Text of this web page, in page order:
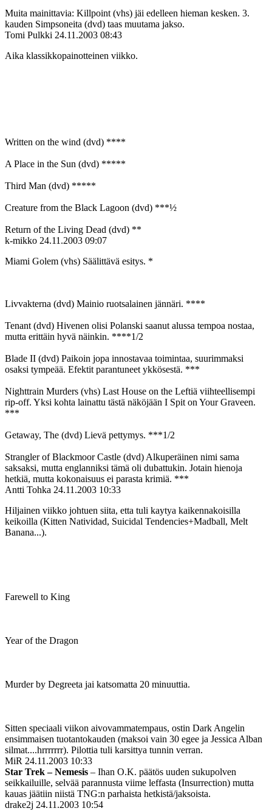
Muita mainittavia: Killpoint (vhs) jäi edelleen hieman kesken. 3.
kauden Simpsoneita (dvd) taas muutama jakso.
Tomi Pulkki 24.11.2003 08:43
Aika klassikkopainotteinen viikko.
Written on the wind (dvd) ****
A Place in the Sun (dvd) *****
Third Man (dvd) *****
Creature from the Black Lagoon (dvd) ***½
Return of the Living Dead (dvd) **
k-mikko 24.11.2003 09:07
Miami Golem (vhs) Säälittävä esitys. *
Livvakterna (dvd) Mainio ruotsalainen jännäri. ****
Tenant (dvd) Hivenen olisi Polanski saanut alussa tempoa nostaa,
mutta erittäin hyvä näinkin. ****1/2
Blade II (dvd) Paikoin jopa innostavaa toimintaa, suurimmaksi
osaksi tympeää. Efektit parantuneet ykkösestä. ***
Nighttrain Murders (vhs) Last House on the Leftiä viihteellisempi
rip-off. Yksi kohta lainattu tästä näköjään I Spit on Your Graveen.
***
Getaway, The (dvd) Lievä pettymys. ***1/2
Strangler of Blackmoor Castle (dvd) Alkuperäinen nimi sama
saksaksi, mutta englanniksi tämä oli dubattukin. Jotain hienoja
hetkiä, mutta kokonaisuus ei parasta krimiä. ***
Antti Tohka 24.11.2003 10:33
Hiljainen viikko johtuen siita, etta tuli kaytya kaikennakoisilla
keikoilla (Kitten Natividad, Suicidal Tendencies+Madball, Melt
Banana...).
Farewell to King
Year of the Dragon
Murder by Degreeta jai katsomatta 20 minuuttia.
Sitten speciaali viikon aivovammatempaus, ostin Dark Angelin
ensimmaisen tuotantokauden (maksoi vain 30 egee ja Jessica Alban
silmat....hrrrrrrr). Pilottia tuli karsittya tunnin verran.
MiR 24.11.2003 10:33
Star Trek – Nemesis – Ihan O.K. päätös uuden sukupolven
seikkailuille, selvää parannusta viime leffasta (Insurrection) mutta
kauas jäätiin niistä TNG:n parhaista hetkistä/jaksoista.
drake2j 24.11.2003 10:54